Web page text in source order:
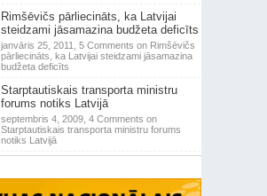
Rimšēvičs pārliecināts, ka Latvijai
steidzami jāsamazina budžeta deficīts
janvāris 25, 2011, 5 Comments on Rimšēvičs
pārliecināts, ka Latvijai steidzami jāsamazina
budžeta deficīts
Starptautiskais transporta ministru
forums notiks Latvijā
septembris 4, 2009, 4 Comments on
Starptautiskais transporta ministru forums
notiks Latvijā